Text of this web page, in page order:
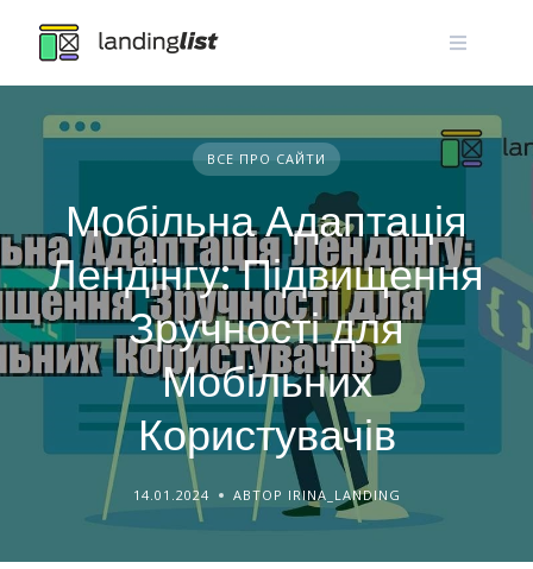
content
ВСЕ ПРО САЙТИ
Мобільна Адаптація
Лендінгу: Підвищення
Зручності для
Мобільних
Користувачів
14.01.2024 АВТОР IRINA_LANDING